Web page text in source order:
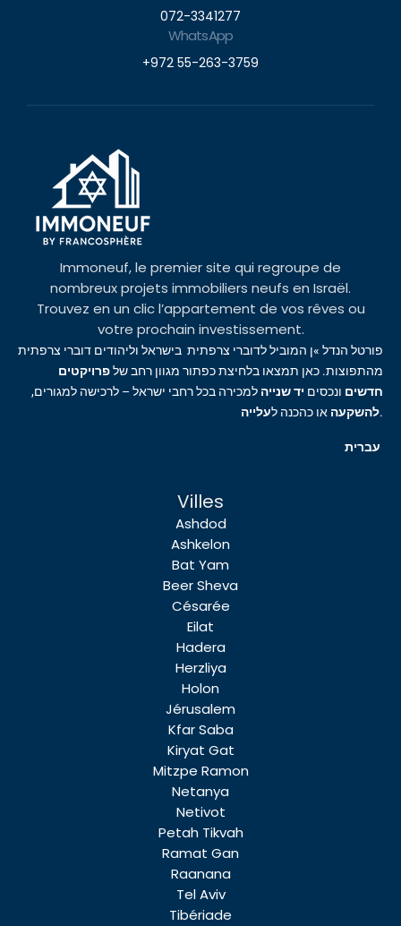
072-3341277
WhatsApp
+972 55-263-3759
Immoneuf, le premier site qui regroupe de
nombreux projets immobiliers neufs en Israël.
Trouvez en un clic l’appartement de vos rêves ou
votre prochain investissement.
פורטל הנדל »ן המוביל לדוברי צרפתית בישראל וליהודים דוברי צרפתית
מהתפוצות. כאן תמצאו בלחיצת כפתור מגוון רחב שלפרויקטים
חדשים ונכסים יד שנייה למכירה בכל רחבי ישראל – לרכישה למגורים,
להשקעה או כהכנה לעלייה .
Villes
Ashdod
Ashkelon
Bat Yam
Beer Sheva
Césarée
Eilat
Hadera
Herzliya
Holon
Jérusalem
Kfar Saba
Kiryat Gat
Mitzpe Ramon
Netanya
Netivot
Petah Tikvah
Ramat Gan
Raanana
Tel Aviv
Tibériade